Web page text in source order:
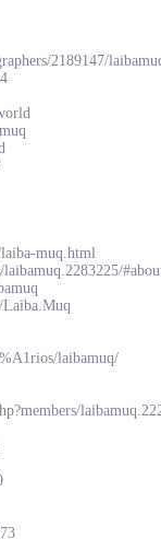
2189147/
muq.html
Laiba.Muq
laibamuq/